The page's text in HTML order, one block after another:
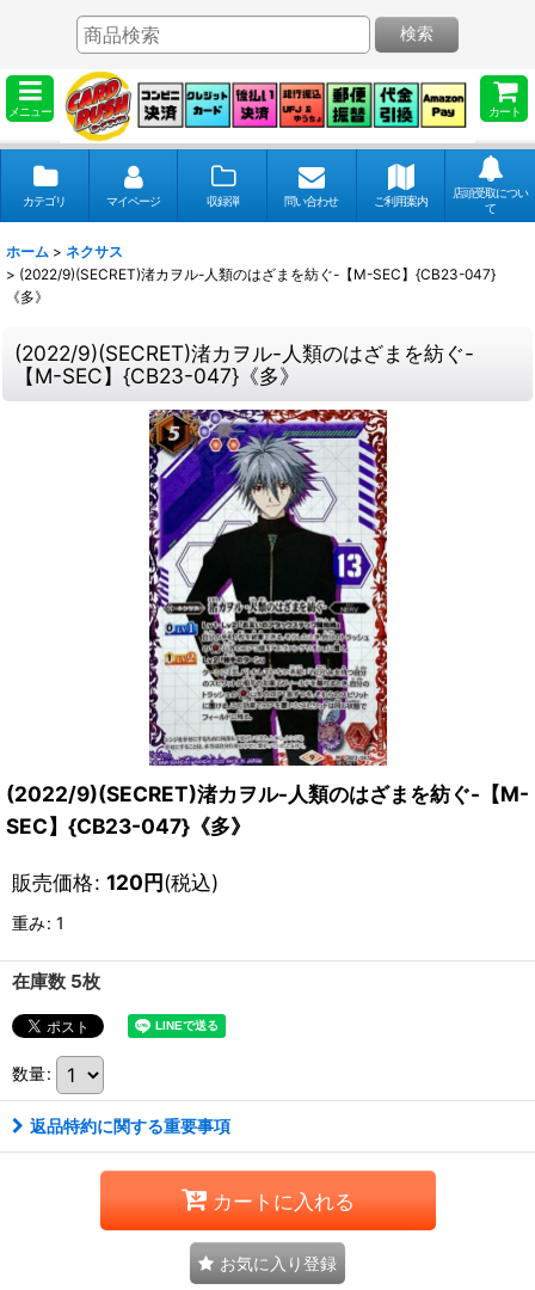
メニュー カート
検索
カテゴリ マイページ 収録弾 問い合わせ ご利用案内
店頭受取につい
て
ホーム > ネクサス
> (2022/9)(SECRET)渚カヲル-人類のはざまを紡ぐ-【M-SEC】{CB23-047}
《多》
(2022/9)(SECRET)渚カヲル-人類のはざまを紡ぐ-
【M-SEC】{CB23-047}《多》
(2022/9)(SECRET)渚カヲル-人類のはざまを紡ぐ-【M-
SEC】{CB23-047}《多》
販売価格: 120円(税込)
重み: 1
在庫数 5枚
数量:
返品特約に関する重要事項
カートに入れる
お気に入り登録